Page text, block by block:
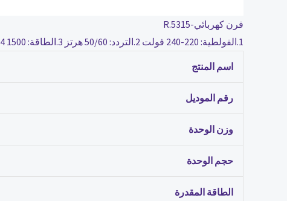
فرن كهربائي-R.5315
1.الفولطية: 220-240 فولت 2.التردد: 50/60 هرتز 3.الطاقة: 1500 4.المواد: أنبوب تسخين 304.السعة: 48 لتر 6.التحكم في درجة الحرارة: نعم 7.السلك: 1 متر 8.لون المنتج: أسود 9: القابس: قابس VDE
اسم المنتج
رقم الموديل
وزن الوحدة
حجم الوحدة
الطاقة المقدرة